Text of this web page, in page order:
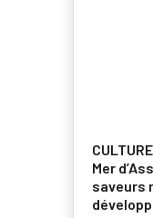
Mer
saveurs